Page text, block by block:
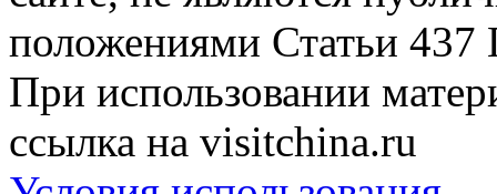
положениями Статьи 437
При использовании
ссылка на visitchina.ru